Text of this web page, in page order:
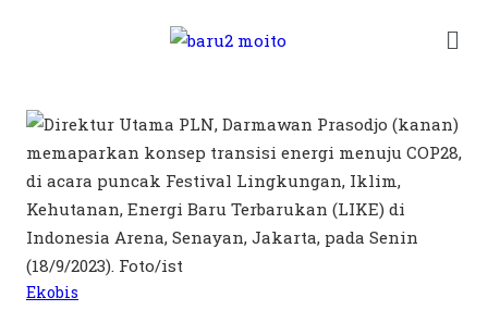
Ekobis